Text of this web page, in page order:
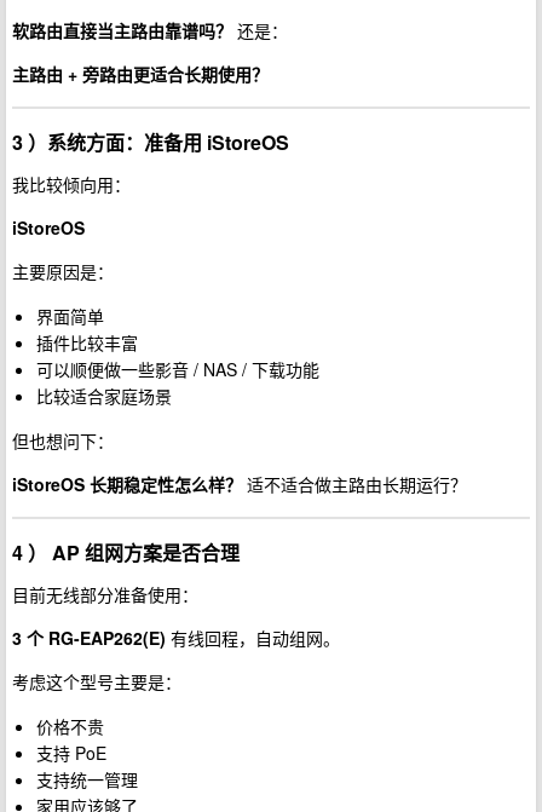
软路由直接当主路由靠谱吗？ 还是：
主路由 + 旁路由更适合长期使用？
3 ）系统方面：准备用 iStoreOS
我比较倾向用：
iStoreOS
主要原因是：
界面简单
插件比较丰富
可以顺便做一些影音 / NAS / 下载功能
比较适合家庭场景
但也想问下：
iStoreOS 长期稳定性怎么样？ 适不适合做主路由长期运行？
4 ） AP 组网方案是否合理
目前无线部分准备使用：
3 个 RG-EAP262(E) 有线回程，自动组网。
考虑这个型号主要是：
价格不贵
支持 PoE
支持统一管理
家用应该够了